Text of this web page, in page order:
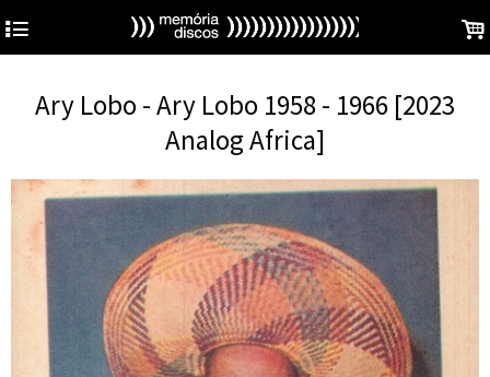
4 .
Ary Lobo - Ary Lobo 1958 - 1966 [2023
Analog Africa]